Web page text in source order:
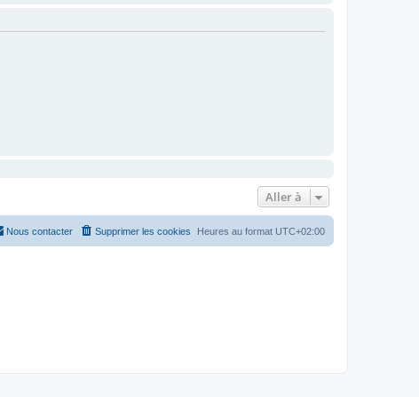
Aller à
Heures au format UTC+02:00
Supprimer les cookies
Nous contacter